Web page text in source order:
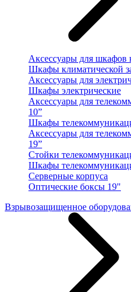
Аксессуары для шкафов
Шкафы климатической
Аксессуары для
Шкафы электрические
Аксессуары для
10”
Шкафы
Аксессуары для
19”
Стойки
Шкафы
Серверные корпуса
Оптические боксы 19"
Взрывозащищенное